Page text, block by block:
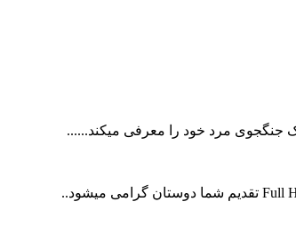
جنگجوی مرد خود را معرفی میکند......